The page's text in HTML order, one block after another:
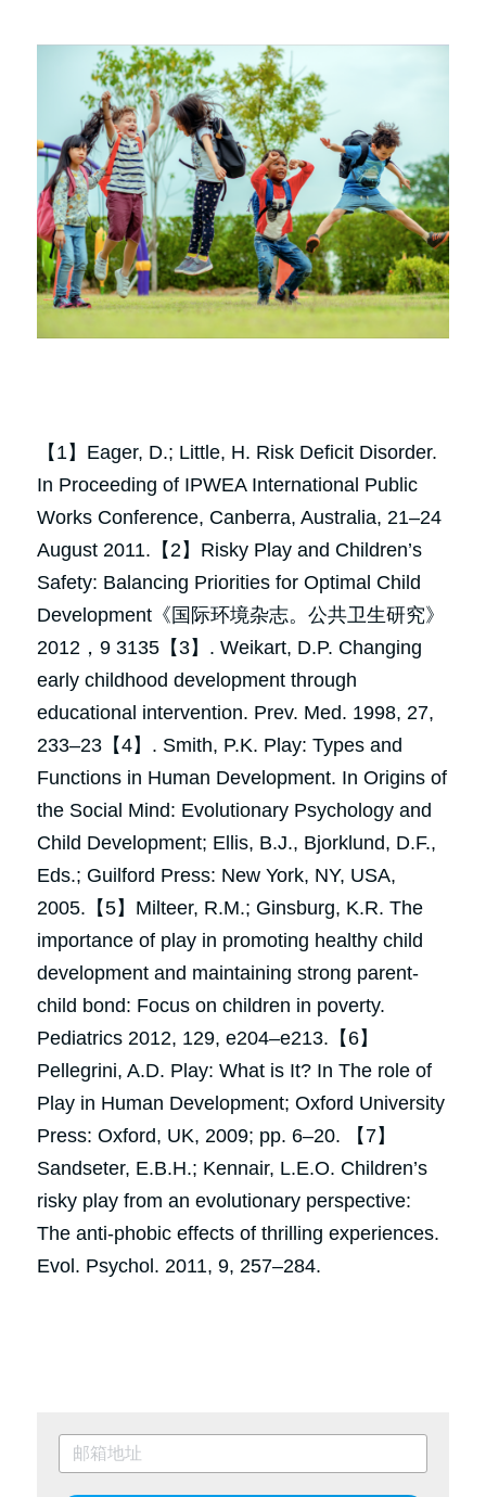
【1】Eager, D.; Little, H. Risk Deficit Disorder.
In Proceeding of IPWEA International Public
Works Conference, Canberra, Australia, 21–24
August 2011.【2】Risky Play and Children’s
Safety: Balancing Priorities for Optimal Child
Development《国际环境杂志。公共卫生研究》
2012，9 3135【3】. Weikart, D.P. Changing
early childhood development through
educational intervention. Prev. Med. 1998, 27,
233–23【4】. Smith, P.K. Play: Types and
Functions in Human Development. In Origins of
the Social Mind: Evolutionary Psychology and
Child Development; Ellis, B.J., Bjorklund, D.F.,
Eds.; Guilford Press: New York, NY, USA,
2005.【5】Milteer, R.M.; Ginsburg, K.R. The
importance of play in promoting healthy child
development and maintaining strong parent-
child bond: Focus on children in poverty.
Pediatrics 2012, 129, e204–e213.【6】
Pellegrini, A.D. Play: What is It? In The role of
Play in Human Development; Oxford University
Press: Oxford, UK, 2009; pp. 6–20. 【7】
Sandseter, E.B.H.; Kennair, L.E.O. Children’s
risky play from an evolutionary perspective:
The anti-phobic effects of thrilling experiences.
Evol. Psychol. 2011, 9, 257–284.